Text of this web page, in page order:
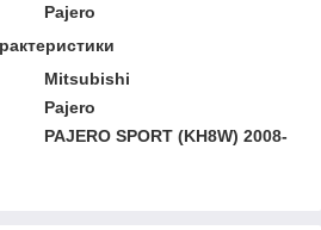
Pajero
Mitsubishi
Pajero
PAJERO SPORT (KH8W) 2008-